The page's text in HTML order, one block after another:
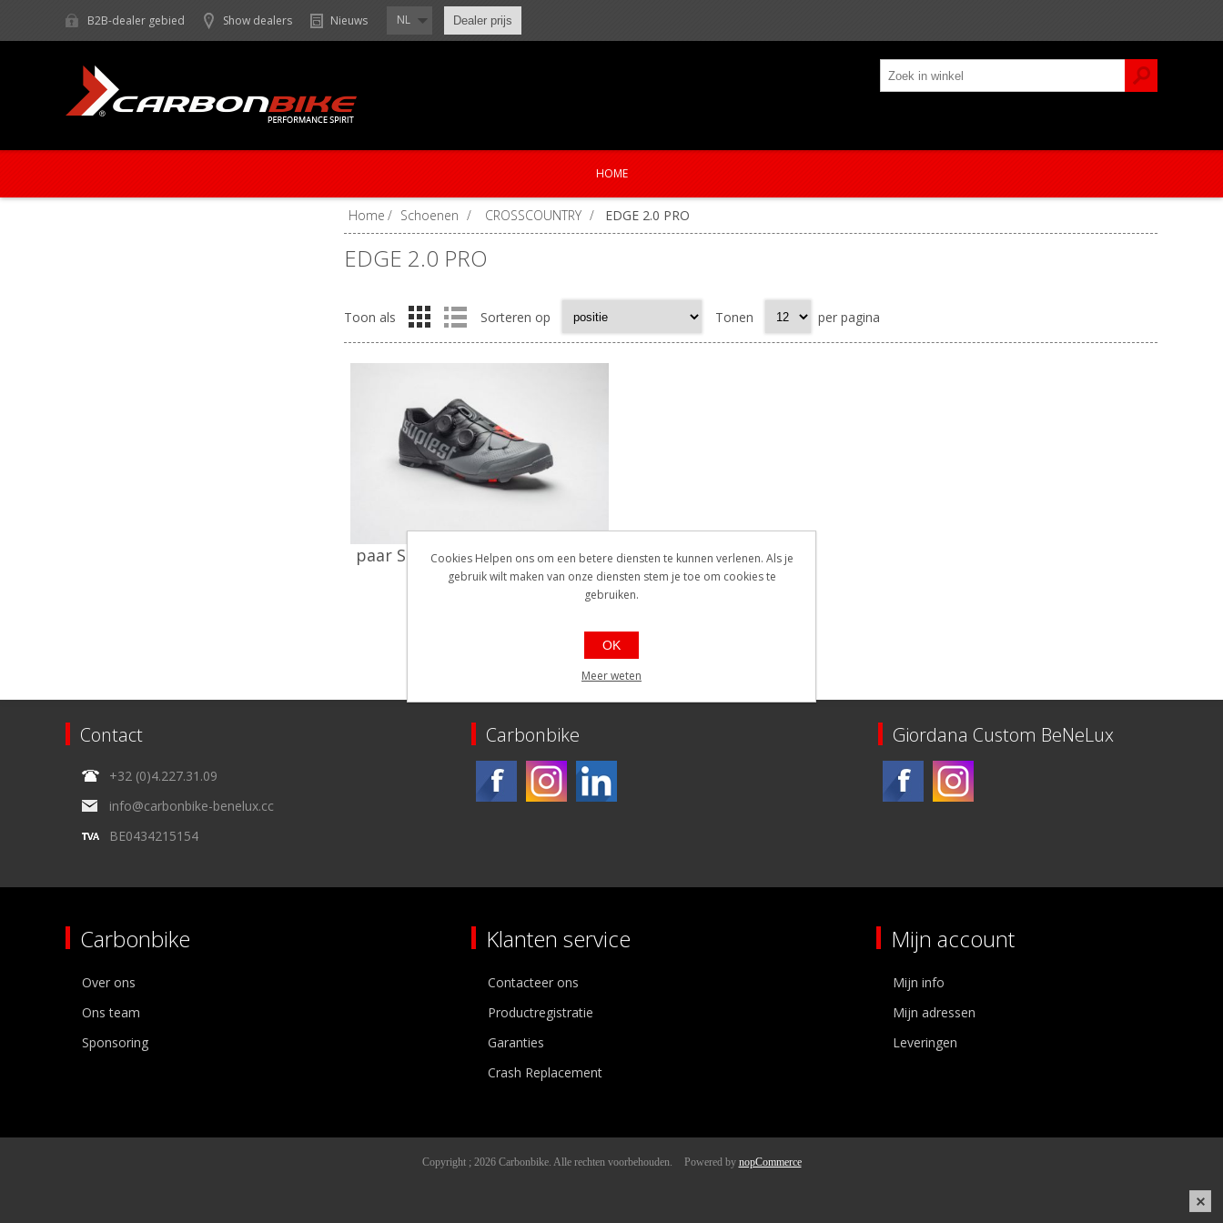
B2B-dealer gebied Show dealers Nieuws NL Dealer prijs
HOME
Home / Schoenen / CROSSCOUNTRY / EDGE 2.0 PRO
EDGE 2.0 PRO
Toon als Sorteren op Tonen per pagina
paar Suplest schoenen Edge 2.0
Pro Crosscountry
Contact
+32 (0)4.227.31.09
info@carbonbike-benelux.cc
BE0434215154
Carbonbike Giordana Custom BeNeLux
Carbonbike
Over ons
Ons team
Sponsoring
Klanten service
Contacteer ons
Productregistratie
Garanties
Crash Replacement
Mijn account
Mijn info
Mijn adressen
Leveringen
Copyright ; 2026 Carbonbike. Alle rechten voorbehouden. Powered by nopCommerce
Cookies Helpen ons om een betere diensten te kunnen verlenen. Als je
gebruik wilt maken van onze diensten stem je toe om cookies te
gebruiken.
OK
Meer weten